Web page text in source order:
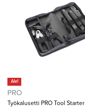
Ale!
PRO
Työkalusetti PRO Tool Starter